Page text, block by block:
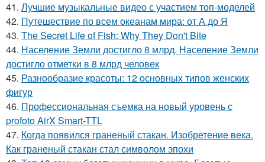
41. Лучшие музыкальные видео с участием топ-моделей
42. Путешествие по всем океанам мира: от А до Я
43. The Secret Life of Fish: Why They Don't Bite
44. Население Земли достигло 8 млрд. Население Земли
достигло отметки в 8 млрд человек
45. Разнообразие красоты: 12 основных типов женских
фигур
46. Профессиональная съемка на новый уровень с
profoto AirX Smart-TTL
47. Когда появился граненый стакан. Изобретение века.
Как граненый стакан стал символом эпохи